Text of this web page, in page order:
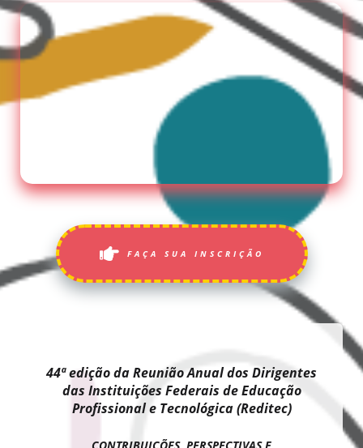
FAÇA SUA INSCRIÇÃO
44ª edição da Reunião Anual dos Dirigentes
das Instituições Federais de Educação
Profissional e Tecnológica (Reditec)